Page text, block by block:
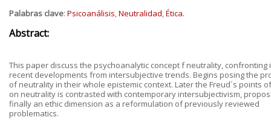
Palabras clave: Psicoanálisis,Neutralidad,Ética.
Abstract:
This paper discuss the psychoanalytic concept f neutrality, confronting
recent developments from intersubjective trends. Begins posing the
of neutrality in their whole epistemic context. Later the Freud´s points
on neutrality is contrasted with contemporary intersubjectivism,
finally an ethic dimension as a reformulation of previously reviewed
problematics.